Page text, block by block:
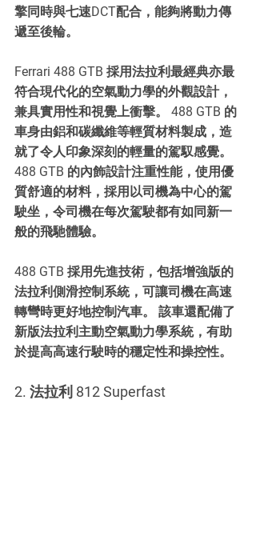
擎同時與七速DCT配合，能夠將動力傳
遞至後輪。
Ferrari 488 GTB 採用法拉利最經典亦最
符合現代化的空氣動力學的外觀設計，
兼具實用性和視覺上衝擊。 488 GTB 的
車身由鋁和碳纖維等輕質材料製成，造
就了令人印象深刻的輕量的駕馭感覺。
488 GTB 的內飾設計注重性能，使用優
質舒適的材料，採用以司機為中心的駕
駛坐，令司機在每次駕駛都有如同新一
般的飛馳體驗。
488 GTB 採用先進技術，包括增強版的
法拉利側滑控制系統，可讓司機在高速
轉彎時更好地控制汽車。 該車還配備了
新版法拉利主動空氣動力學系統，有助
於提高高速行駛時的穩定性和操控性。
2. 法拉利 812 Superfast